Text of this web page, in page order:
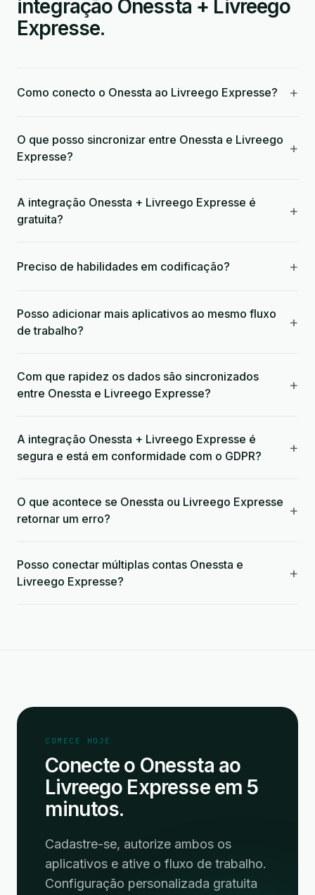
integração Onessta + Livreego
Expresse.
Como conecto o Onessta ao Livreego Expresse? +
O que posso sincronizar entre Onessta e Livreego
Expresse?
+
A integração Onessta + Livreego Expresse é
gratuita?
+
Preciso de habilidades em codificação? +
Posso adicionar mais aplicativos ao mesmo fluxo
de trabalho?
+
Com que rapidez os dados são sincronizados
entre Onessta e Livreego Expresse?
+
A integração Onessta + Livreego Expresse é
segura e está em conformidade com o GDPR?
+
O que acontece se Onessta ou Livreego Expresse
retornar um erro?
+
Posso conectar múltiplas contas Onessta e
Livreego Expresse?
+
COMECE HOJE
Conecte o Onessta ao
Livreego Expresse em 5
minutos.
Cadastre-se, autorize ambos os
aplicativos e ative o fluxo de trabalho.
Configuração personalizada gratuita